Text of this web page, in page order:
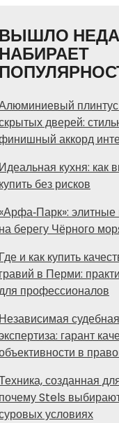
ВЫШЛО
НАБИРАЕТ
дверей:
аккорд
Идеальная кухня: как
купить без рисков
«Арфа‑Парк»: элитные
на берегу Чёрного
Где и как купить
гравий в Перми:
профессионалов
Независимая судебная
гарант
в
созданная
почему Stels
условиях